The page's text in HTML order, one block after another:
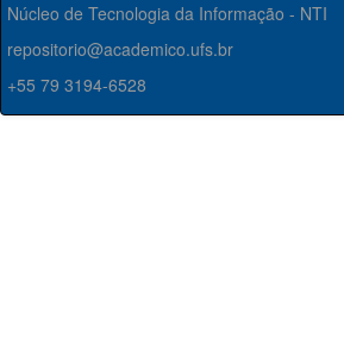
Núcleo de Tecnologia da Informação - NTI
repositorio@academico.ufs.br
+55 79 3194-6528